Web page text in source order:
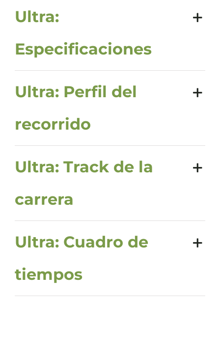
Ultra:
Especificaciones
Ultra: Perfil del
recorrido
Ultra: Track de la
carrera
Ultra: Cuadro de
tiempos